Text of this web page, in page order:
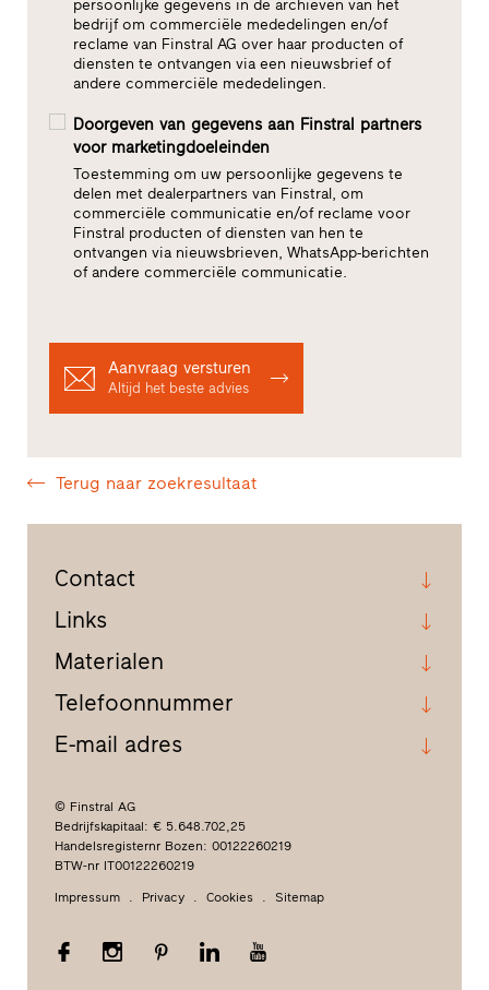
persoonlijke gegevens in de archieven van het
bedrijf om commerciële mededelingen en/of
reclame van Finstral AG over haar producten of
diensten te ontvangen via een nieuwsbrief of
andere commerciële mededelingen.
Doorgeven van gegevens aan Finstral partners
voor marketingdoeleinden
Toestemming om uw persoonlijke gegevens te
delen met dealerpartners van Finstral, om
commerciële communicatie en/of reclame voor
Finstral producten of diensten van hen te
ontvangen via nieuwsbrieven, WhatsApp-berichten
of andere commerciële communicatie.
Aanvraag versturen
Altijd het beste advies
Terug naar zoekresultaat
Contact
Links
Materialen
Telefoonnummer
E-mail adres
© Finstral AG
Bedrijfskapitaal: € 5.648.702,25
Handelsregisternr Bozen: 00122260219
BTW-nr IT00122260219
Impressum Privacy Cookies Sitemap